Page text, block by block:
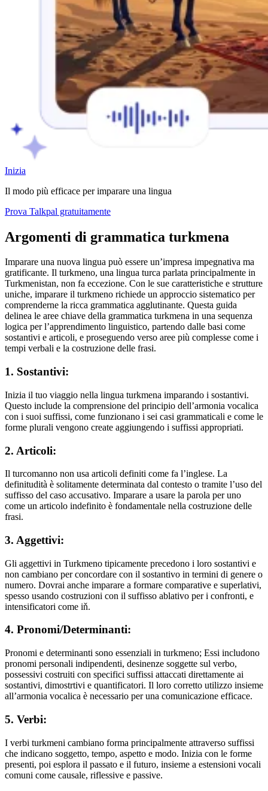
Inizia
Il modo più efficace per imparare una lingua
Prova Talkpal gratuitamente
Argomenti di grammatica turkmena
Imparare una nuova lingua può essere un’impresa impegnativa ma
gratificante. Il turkmeno, una lingua turca parlata principalmente in
Turkmenistan, non fa eccezione. Con le sue caratteristiche e strutture
uniche, imparare il turkmeno richiede un approccio sistematico per
comprenderne la ricca grammatica agglutinante. Questa guida
delinea le aree chiave della grammatica turkmena in una sequenza
logica per l’apprendimento linguistico, partendo dalle basi come
sostantivi e articoli, e proseguendo verso aree più complesse come i
tempi verbali e la costruzione delle frasi.
1. Sostantivi:
Inizia il tuo viaggio nella lingua turkmena imparando i sostantivi.
Questo include la comprensione del principio dell’armonia vocalica
con i suoi suffissi, come funzionano i sei casi grammaticali e come le
forme plurali vengono create aggiungendo i suffissi appropriati.
2. Articoli:
Il turcomanno non usa articoli definiti come fa l’inglese. La
definitudità è solitamente determinata dal contesto o tramite l’uso del
suffisso del caso accusativo. Imparare a usare la parola per uno
come un articolo indefinito è fondamentale nella costruzione delle
frasi.
3. Aggettivi:
Gli aggettivi in Turkmeno tipicamente precedono i loro sostantivi e
non cambiano per concordare con il sostantivo in termini di genere o
numero. Dovrai anche imparare a formare comparative e superlativi,
spesso usando costruzioni con il suffisso ablativo per i confronti, e
intensificatori come iň.
4. Pronomi/Determinanti:
Pronomi e determinanti sono essenziali in turkmeno; Essi includono
pronomi personali indipendenti, desinenze soggette sul verbo,
possessivi costruiti con specifici suffissi attaccati direttamente ai
sostantivi, dimostrtivi e quantificatori. Il loro corretto utilizzo insieme
all’armonia vocalica è necessario per una comunicazione efficace.
5. Verbi:
I verbi turkmeni cambiano forma principalmente attraverso suffissi
che indicano soggetto, tempo, aspetto e modo. Inizia con le forme
presenti, poi esplora il passato e il futuro, insieme a estensioni vocali
comuni come causale, riflessive e passive.